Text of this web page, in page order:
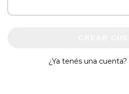
¿Ya tenés una cuenta?